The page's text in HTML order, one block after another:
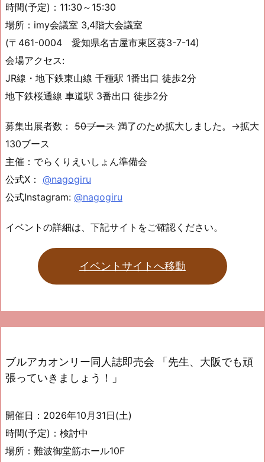
時間(予定)：11:30～15:30
場所：imy会議室 3,4階大会議室
(〒461-0004 愛知県名古屋市東区葵3-7-14)
会場アクセス:
JR線・地下鉄東山線 千種駅 1番出口 徒歩2分
地下鉄桜通線 車道駅 3番出口 徒歩2分
募集出展者数： 50ブース 満了のため拡大しました。→拡大
130ブース
主催：でらくりえいしょん準備会
公式X： @nagogiru
公式Instagram: @nagogiru
イベントの詳細は、下記サイトをご確認ください。
イベントサイトへ移動
ブルアカオンリー同人誌即売会 「先生、大阪でも頑
張っていきましょう！」
開催日：2026年10月31日(土)
時間(予定)：検討中
場所：難波御堂筋ホール10F